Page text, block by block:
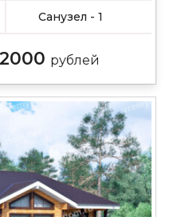
Санузел - 1
рублей